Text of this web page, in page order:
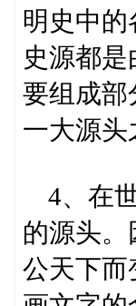
明史中
史源都
要组成部
一大源
4、在
的源头
公天下而